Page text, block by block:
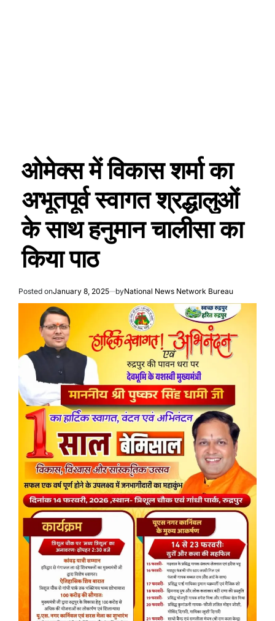
ओमेक्स में विकास शर्मा का
अभूतपूर्व स्वागत श्रद्धालुओं
के साथ हनुमान चालीसा का
किया पाठ
Posted onJanuary 8, 2025 byNational News Network Bureau